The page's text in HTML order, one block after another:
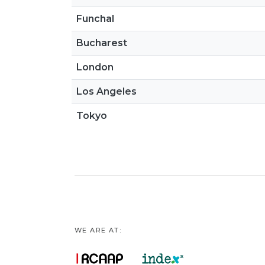
Funchal
Bucharest
London
Los Angeles
Tokyo
WE ARE AT: